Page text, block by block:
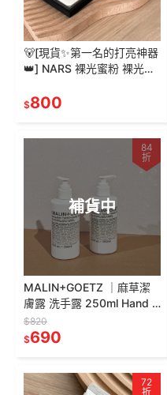
🐻[現貨✨第一名的打亮神器
👑] NARS 裸光蜜粉 裸光蜜
$800
補貨中
84
折
MALIN+GOETZ ｜麻草潔
膚露 洗手露 250ml Hand +
Body Wash
$820
$690
72
折